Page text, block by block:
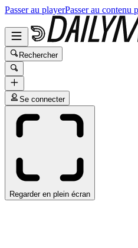
Passer au playerPasser au contenu
Rechercher
Se connecter
Regarder en plein écran